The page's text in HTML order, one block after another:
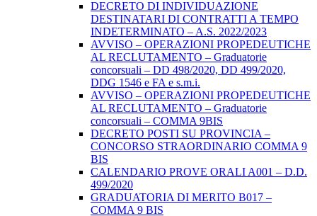
DECRETO DI INDIVIDUAZIONE
DESTINATARI DI CONTRATTI A TEMPO
INDETERMINATO – A.S. 2022/2023
AVVISO – OPERAZIONI PROPEDEUTICHE
AL RECLUTAMENTO – Graduatorie
concorsuali – DD 498/2020, DD 499/2020,
DDG 1546 e FA e s.m.i.
AVVISO – OPERAZIONI PROPEDEUTICHE
AL RECLUTAMENTO – Graduatorie
concorsuali – COMMA 9BIS
DECRETO POSTI SU PROVINCIA –
CONCORSO STRAORDINARIO COMMA 9
BIS
CALENDARIO PROVE ORALI A001 – D.D.
499/2020
GRADUATORIA DI MERITO B017 –
COMMA 9 BIS